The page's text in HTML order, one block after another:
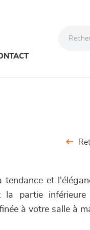
tendance et
la partie
à votre salle à